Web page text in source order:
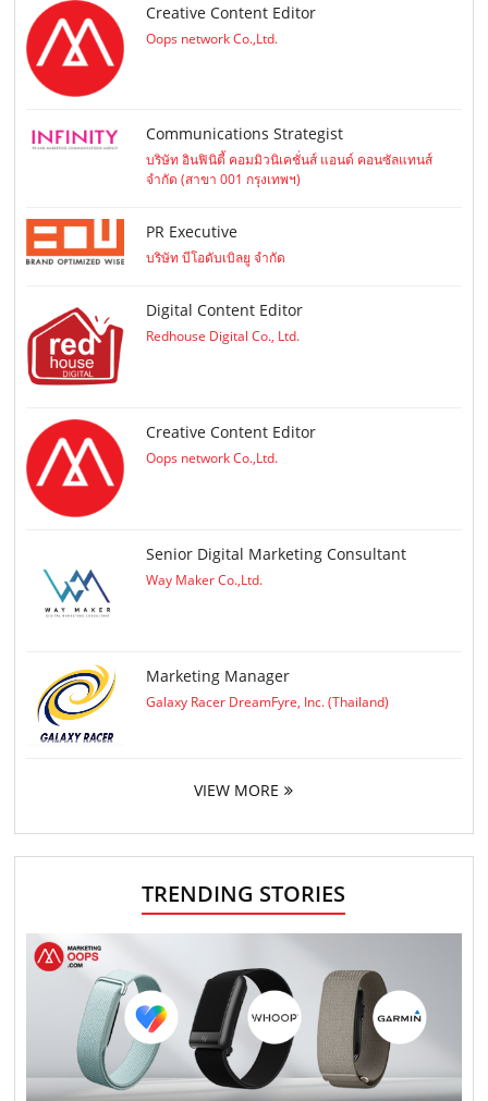
Creative Content Editor
Oops network Co.,Ltd.
Communications Strategist
บริษัท อินฟินิตี้ คอมมิวนิเคชั่นส์ แอนด์ คอนซัลแทนส์
จำกัด (สาขา 001 กรุงเทพฯ)
PR Executive
บริษัท บีโอดับเบิลยู จำกัด
Digital Content Editor
Redhouse Digital Co., Ltd.
Creative Content Editor
Oops network Co.,Ltd.
Senior Digital Marketing Consultant
Way Maker Co.,Ltd.
Marketing Manager
Galaxy Racer DreamFyre, Inc. (Thailand)
VIEW MORE
TRENDING STORIES